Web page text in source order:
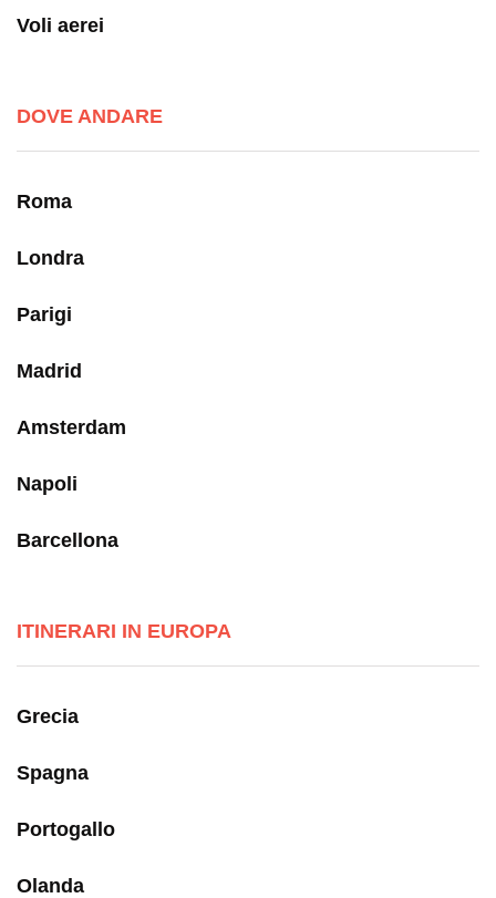
Voli aerei
DOVE ANDARE
Roma
Londra
Parigi
Madrid
Amsterdam
Napoli
Barcellona
ITINERARI IN EUROPA
Grecia
Spagna
Portogallo
Olanda